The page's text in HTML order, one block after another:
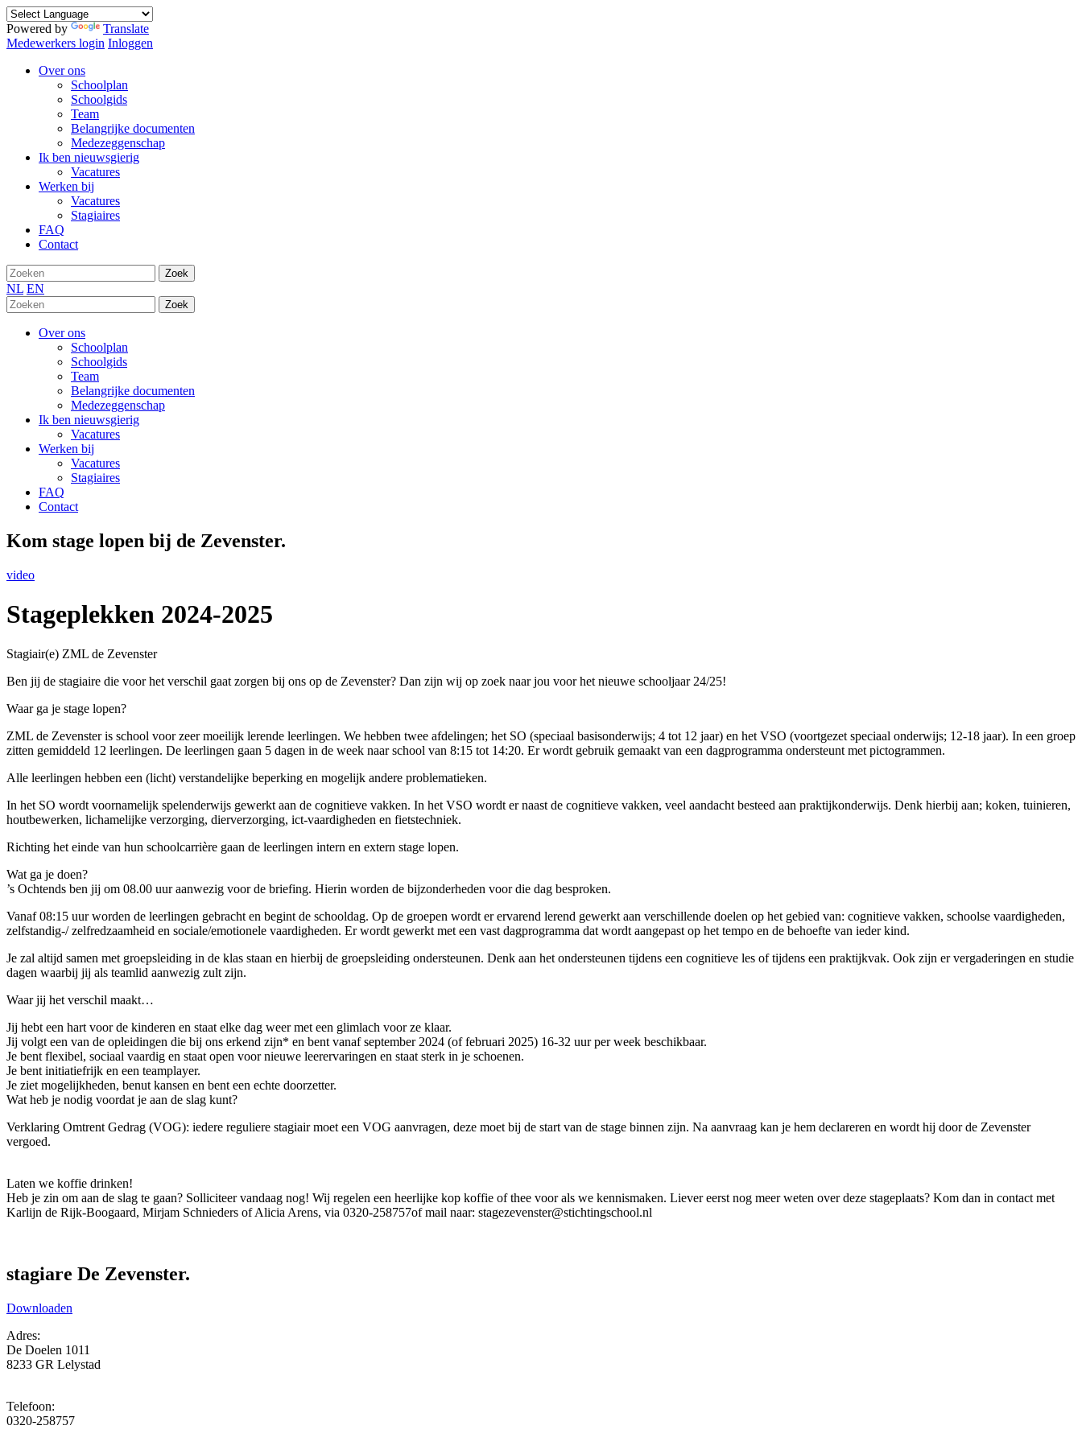
Powered by
Translate
Medewerkers login Inloggen
Over ons
Schoolplan
Schoolgids
Team
Belangrijke documenten
Medezeggenschap
Ik ben nieuwsgierig
Vacatures
Werken bij
Vacatures
Stagiaires
FAQ
Contact
Zoek
NL EN
Zoek
Over ons
Schoolplan
Schoolgids
Team
Belangrijke documenten
Medezeggenschap
Ik ben nieuwsgierig
Vacatures
Werken bij
Vacatures
Stagiaires
FAQ
Contact
Kom stage lopen bij de Zevenster.
video
Stageplekken 2024-2025
Stagiair(e) ZML de Zevenster
Ben jij de stagiaire die voor het verschil gaat zorgen bij ons op de Zevenster? Dan zijn wij op zoek naar jou voor het nieuwe schooljaar 24/25!
Waar ga je stage lopen?
ZML de Zevenster is school voor zeer moeilijk lerende leerlingen. We hebben twee afdelingen; het SO (speciaal basisonderwijs; 4 tot 12 jaar) en het VSO (voortgezet speciaal onderwijs; 12-18 jaar). In een groep
zitten gemiddeld 12 leerlingen. De leerlingen gaan 5 dagen in de week naar school van 8:15 tot 14:20. Er wordt gebruik gemaakt van een dagprogramma ondersteunt met pictogrammen.
Alle leerlingen hebben een (licht) verstandelijke beperking en mogelijk andere problematieken.
In het SO wordt voornamelijk spelenderwijs gewerkt aan de cognitieve vakken. In het VSO wordt er naast de cognitieve vakken, veel aandacht besteed aan praktijkonderwijs. Denk hierbij aan; koken, tuinieren,
houtbewerken, lichamelijke verzorging, dierverzorging, ict-vaardigheden en fietstechniek.
Richting het einde van hun schoolcarrière gaan de leerlingen intern en extern stage lopen.
Wat ga je doen?
’s Ochtends ben jij om 08.00 uur aanwezig voor de briefing. Hierin worden de bijzonderheden voor die dag besproken.
Vanaf 08:15 uur worden de leerlingen gebracht en begint de schooldag. Op de groepen wordt er ervarend lerend gewerkt aan verschillende doelen op het gebied van: cognitieve vakken, schoolse vaardigheden,
zelfstandig-/ zelfredzaamheid en sociale/emotionele vaardigheden. Er wordt gewerkt met een vast dagprogramma dat wordt aangepast op het tempo en de behoefte van ieder kind.
Je zal altijd samen met groepsleiding in de klas staan en hierbij de groepsleiding ondersteunen. Denk aan het ondersteunen tijdens een cognitieve les of tijdens een praktijkvak. Ook zijn er vergaderingen en studie
dagen waarbij jij als teamlid aanwezig zult zijn.
Waar jij het verschil maakt…
Jij hebt een hart voor de kinderen en staat elke dag weer met een glimlach voor ze klaar.
Jij volgt een van de opleidingen die bij ons erkend zijn* en bent vanaf september 2024 (of februari 2025) 16-32 uur per week beschikbaar.
Je bent flexibel, sociaal vaardig en staat open voor nieuwe leerervaringen en staat sterk in je schoenen.
Je bent initiatiefrijk en een teamplayer.
Je ziet mogelijkheden, benut kansen en bent een echte doorzetter.
Wat heb je nodig voordat je aan de slag kunt?
Verklaring Omtrent Gedrag (VOG): iedere reguliere stagiair moet een VOG aanvragen, deze moet bij de start van de stage binnen zijn. Na aanvraag kan je hem declareren en wordt hij door de Zevenster
vergoed.
Laten we koffie drinken!
Heb je zin om aan de slag te gaan? Solliciteer vandaag nog! Wij regelen een heerlijke kop koffie of thee voor als we kennismaken. Liever eerst nog meer weten over deze stageplaats? Kom dan in contact met
Karlijn de Rijk-Boogaard, Mirjam Schnieders of Alicia Arens, via 0320-258757of mail naar: stagezevenster@stichtingschool.nl
stagiare De Zevenster.
Downloaden
Adres:
De Doelen 1011
8233 GR Lelystad
Telefoon:
0320-258757